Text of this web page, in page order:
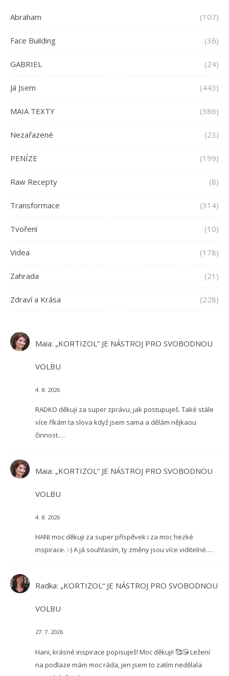
Abraham (107)
Face Building (36)
GABRIEL (24)
Já Jsem (443)
MAIA TEXTY (386)
Nezařazené (23)
PENÍZE (199)
Raw Recepty (8)
Transformace (314)
Tvoření (10)
Videa (178)
Zahrada (21)
Zdraví a Krása (228)
Maia: „KORTIZOL“ JE NÁSTROJ PRO SVOBODNOU
VOLBU
4. 8. 2026
RADKO děkuji za super zprávu, jak postupuješ. Také stále
více říkám ta slova když jsem sama a dělám nějkaou
činnost.…
Maia: „KORTIZOL“ JE NÁSTROJ PRO SVOBODNOU
VOLBU
4. 8. 2026
HANI moc děkuji za super příspěvek i za moc hezké
inspirace. :-) A já souhlasím, ty změny jsou více viditelné.…
Radka: „KORTIZOL“ JE NÁSTROJ PRO SVOBODNOU
VOLBU
27. 7. 2026
Hani, krásné inspirace popisuješ! Moc děkuji! 🥰😘 Ležení
na podlaze mám moc ráda, jen jsem to zatím nedělala